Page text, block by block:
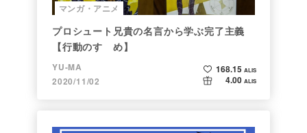
マンガ・アニメ
プロシュート兄貴の名言から学ぶ完了主義
【行動のすゝめ】
YU-MA
2020/11/02
168.15 ALIS
4.00 ALIS